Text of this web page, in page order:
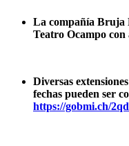
La compañía Bruja
Teatro Ocampo con
Diversas
fechas pueden ser
https://gobmi.ch/